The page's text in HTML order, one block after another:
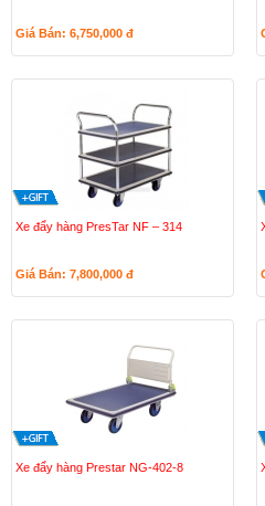
Giá Bán: 6,750,000 đ
Xe đẩy hàng PresTar NF – 314
Giá Bán: 7,800,000 đ
Xe đẩy hàng Prestar NG-402-8